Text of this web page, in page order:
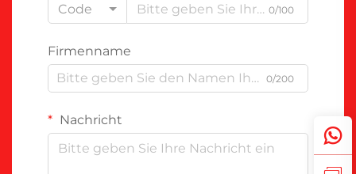
Code
0/100
Firmenname
0/200
Nachricht